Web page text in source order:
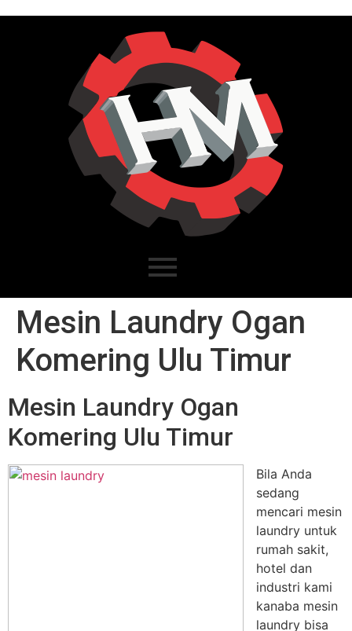
Mesin Laundry Ogan
Komering Ulu Timur
Mesin Laundry Ogan
Komering Ulu Timur
Bila Anda
sedang
mencari mesin
laundry untuk
rumah sakit,
hotel dan
industri kami
kanaba mesin
laundry bisa